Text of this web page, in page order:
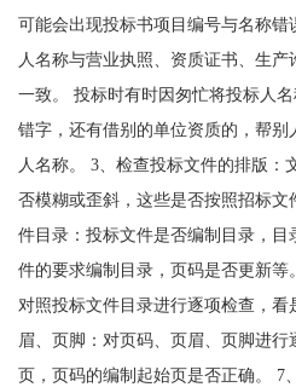
可能会出现投标书项目编号与名称
人名称与营业执照、资质证书、生
一致。 投标时有时因匆忙将投标人
错字，还有借别的单位资质的，帮
人名称。 3、检查投标文件的排版：
否模糊或歪斜，这些是否按照招标
件目录：投标文件是否编制目录，
件的要求编制目录，页码是否更新等
对照投标文件目录进行逐项检查，
眉、页脚：对页码、页眉、页脚进
页，页码的编制起始页是否正确。 7